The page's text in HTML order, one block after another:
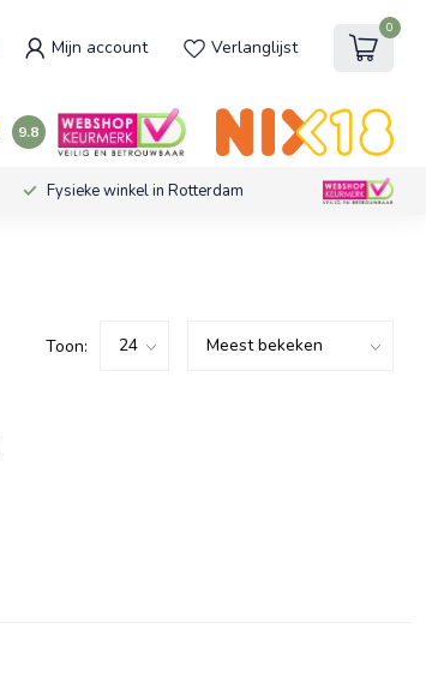
Mijn account Verlanglijst
0
9.8
Fysieke winkel in Rotterdam
Toon: